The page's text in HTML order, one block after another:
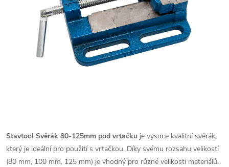
Stavtool Svěrák 80-125mm pod vrtačku je vysoce kvalitní svěrák,
který je ideální pro použití s vrtačkou. Díky svému rozsahu velikostí
(80 mm, 100 mm, 125 mm) je vhodný pro různé velikosti materiálů.